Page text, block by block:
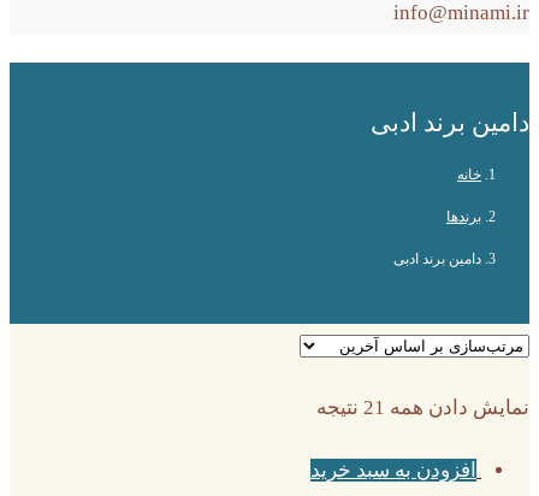
info@minami.ir
دامین برند ادبی
خانه
برندها
دامین برند ادبی
نمایش دادن همه 21 نتیجه
افزودن به سبد خرید